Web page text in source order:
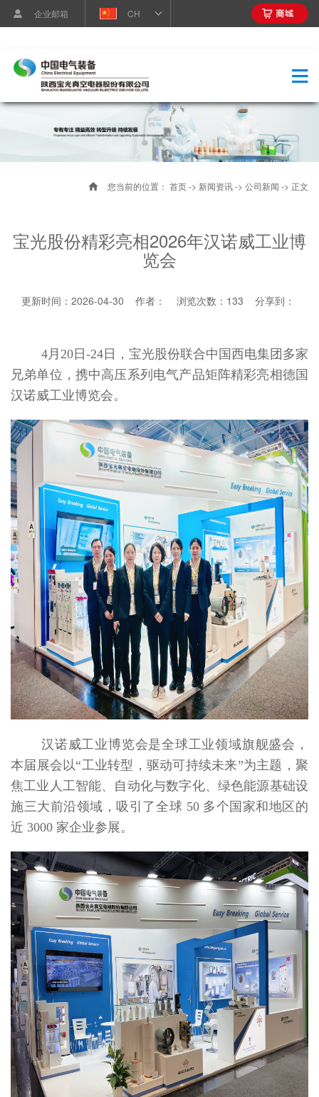
企业邮箱 CH
您当前的位置： 首页-> 新闻资讯-> 公司新闻 -> 正文
宝光股份精彩亮相2026年汉诺威工业博
览会
更新时间：2026-04-30 作者： 浏览次数： 133 分享到：
4月20日-24日，宝光股份联合中国西电集团多家
兄弟单位，携中高压系列电气产品矩阵精彩亮相德国
汉诺威工业博览会。
汉诺威工业博览会是全球工业领域旗舰盛会，
本届展会以“工业转型，驱动可持续未来”为主题，聚
焦工业人工智能、自动化与数字化、绿色能源基础设
施三大前沿领域，吸引了全球 50 多个国家和地区的
近 3000 家企业参展。